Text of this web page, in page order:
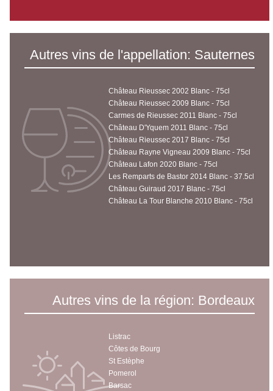
Autres vins de l'appellation: Sauternes
Château Rieussec 2002 Blanc - 75cl
Château Rieussec 2009 Blanc - 75cl
Carmes de Rieussec 2011 Blanc - 75cl
Château D'Yquem 2011 Blanc - 75cl
Château Rieussec 2017 Blanc - 75cl
Château Rayne Vigneau 2009 Blanc - 75cl
Château Lafon 2020 Blanc - 75cl
Les Remparts de Bastor 2014 Blanc - 37.5cl
Château Guiraud 2017 Blanc - 75cl
Château La Tour Blanche 2010 Blanc - 75cl
Autres vins de la région: Bordeaux
Listrac
Côtes de Bourg
St Estèphe
Pomerol
Barsac